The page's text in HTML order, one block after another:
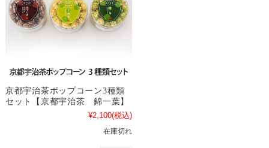
京都宇治茶ポップコーン3種類
セット【京都宇治茶 錦一葉】
¥2,100(税込)
在庫切れ